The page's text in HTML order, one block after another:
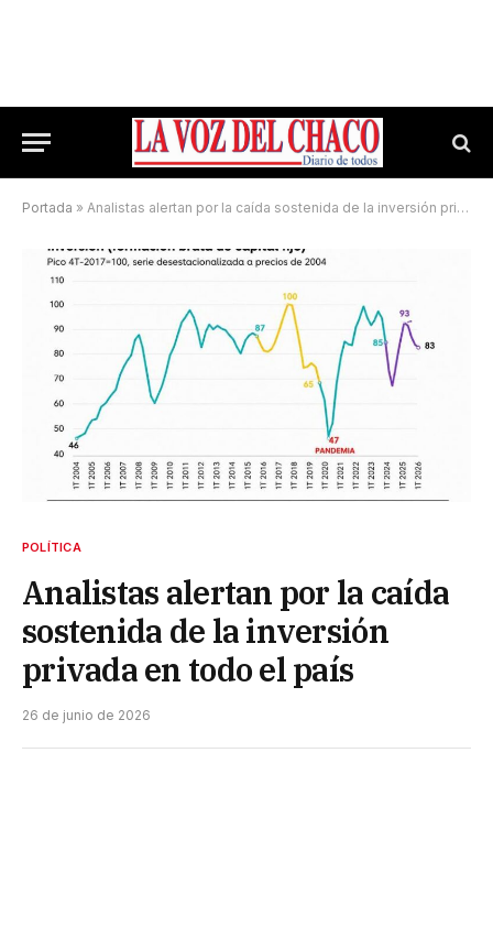
Portada » Analistas alertan por la caída sostenida de la inversión privada en todo el país
POLÍTICA
Analistas alertan por la caída
sostenida de la inversión
privada en todo el país
26 de junio de 2026